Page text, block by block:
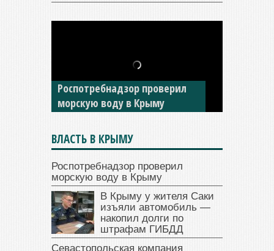
Роспотребнадзор проверил
морскую воду в Крыму
В Крыму у жителя Саки
изъяли автомобиль —
накопил долги по штрафам
ГИБДД
ВЛАСТЬ В КРЫМУ
Роспотребнадзор проверил
морскую воду в Крыму
В Крыму у жителя Саки
изъяли автомобиль —
накопил долги по
штрафам ГИБДД
Севастопольская компания